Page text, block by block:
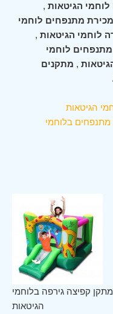
הגיטאות ,
מכירת מתנפחים לוחמי
לוחמי הגיטאות ,
מתנפחים לוחמי
, מתקנים
.
הגיטאות
בלוחמי
מתקן קפיצה גירפה בלוחמי
הגיטאות